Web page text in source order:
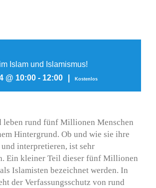
Islam und Islamismus!
@ 10:00 - 12:00 Kostenlos
leben rund fünf Millionen Menschen
Hintergrund. Ob und wie sie ihre
interpretieren, ist sehr
Ein kleiner Teil dieser fünf Millionen
Islamisten bezeichnet werden. In
der Verfassungsschutz von rund